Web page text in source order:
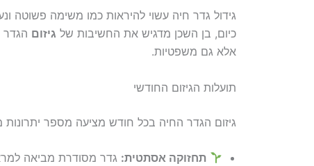
גידול גדר חיה עשוי להיראות כמו משימה פשוטה
כיום, בן השכן מדגיש את החשיבות של גיזום הגדר
אלא גם משפטיות.
תועלות הגיזום החודשי
גיזום הגדר החיה בכל חודש מציעה מספר יתרונות
תחזוקה אסתטית: גדר מסודרת מביאה